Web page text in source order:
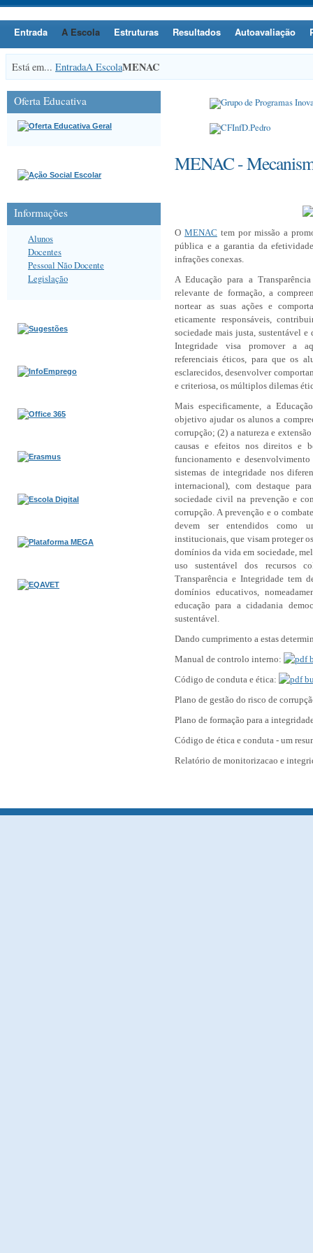
Entrada A Escola Estruturas Resultados Autoavaliação
Está em... EntradaA EscolaMENAC
MENAC -
O MENAC tem por missão a
pública e a garantia da
infrações conexas.
A Educação para a
relevante de formação, a
nortear as suas ações e
eticamente responsáveis,
sociedade mais justa, sustentável e
Integridade visa promover a
referenciais éticos, para que os
esclarecidos, desenvolver
e criteriosa, os múltiplos dilemas
Mais especificamente, a
objetivo ajudar os alunos a
corrupção; (2) a natureza e
causas e efeitos nos direitos e
funcionamento e
sistemas de integridade nos
internacional), com destaque
sociedade civil na prevenção e
corrupção. A prevenção e o
devem ser entendidos como
institucionais, que visam proteger
domínios da vida em sociedade,
uso sustentável dos recursos
Transparência e Integridade tem
domínios educativos,
educação para a cidadania
sustentável.
Dando cumprimento a estas
Manual de controlo interno:
Código de conduta e ética:
Plano de gestão do risco de
Plano de formação para a
Código de ética e conduta - um
Relatório de monitorizacao e
Oferta Educativa
Informações
Alunos
Docentes
Pessoal Não Docente
Legislação